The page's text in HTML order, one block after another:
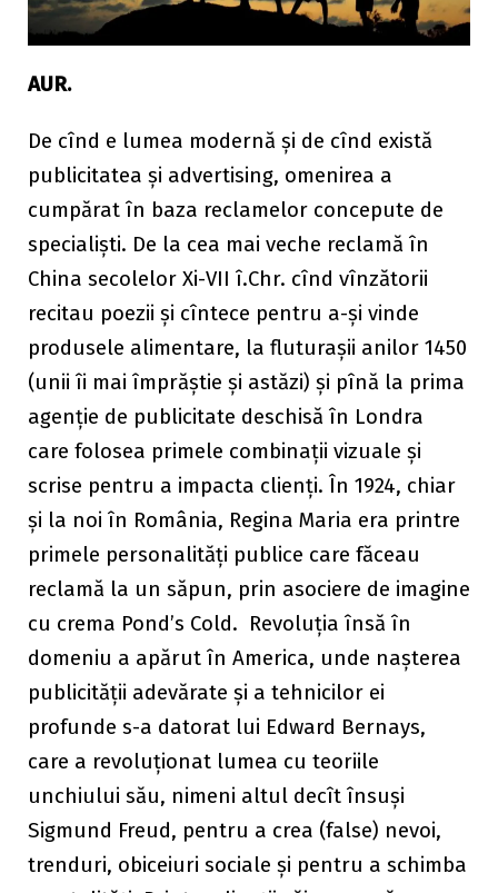
AUR.
De cînd e lumea modernă și de cînd există
publicitatea și advertising, omenirea a
cumpărat în baza reclamelor concepute de
specialiști. De la cea mai veche reclamă în
China secolelor Xi-VII î.Chr. cînd vînzătorii
recitau poezii și cîntece pentru a-și vinde
produsele alimentare, la fluturașii anilor 1450
(unii îi mai împrăștie și astăzi) și pînă la prima
agenție de publicitate deschisă în Londra
care folosea primele combinații vizuale și
scrise pentru a impacta clienți. În 1924, chiar
și la noi în România, Regina Maria era printre
primele personalități publice care făceau
reclamă la un săpun, prin asociere de imagine
cu crema Pond’s Cold. Revoluția însă în
domeniu a apărut în America, unde nașterea
publicității adevărate și a tehnicilor ei
profunde s-a datorat lui Edward Bernays,
care a revoluționat lumea cu teoriile
unchiului său, nimeni altul decît însuși
Sigmund Freud, pentru a crea (false) nevoi,
trenduri, obiceiuri sociale și pentru a schimba